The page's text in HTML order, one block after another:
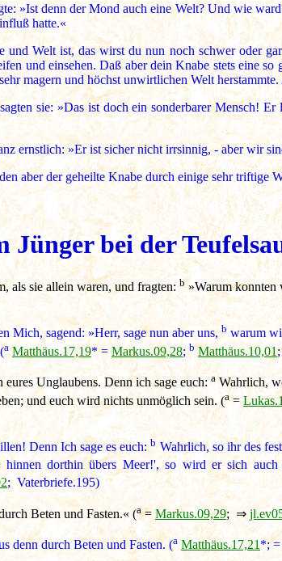
»Ist denn der Mond auch eine Welt? Und wie
hatte.«
Welt ist, das wirst du nun noch schwer oder
und einsehen. Daß aber dein Knabe stets eine
magern und höchst unwirtlichen Welt
sie: »Das ist doch ein sonderbarer Mensch!
ernstlich: »Er ist sicher nicht irrsinnig, - aber wir
aber der geheilte Knabe durch einige sehr triftige
Jünger bei der
als sie allein waren, und fragten: b»Warum konnten
Mich, sagend: »Herr, sage nun aber uns,b warum
a Matthäus.17,19* = Markus.09,28; b Matthäus.10,01
eures Unglaubens. Denn ich sage euch: a Wahrlich,
und euch wird nichts unmöglich sein. (a=
Denn Ich sage es euch:b Wahrlich, so ihr des
dorthin übers Meer!', so wird er sich
; Vaterbriefe.195)
Beten und Fasten.« (a= Markus.09,29; ⇒
denn durch Beten und Fasten. (a Matthäus.17,21 *; =